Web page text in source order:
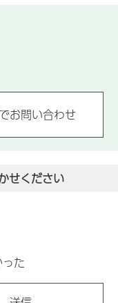
せください
た